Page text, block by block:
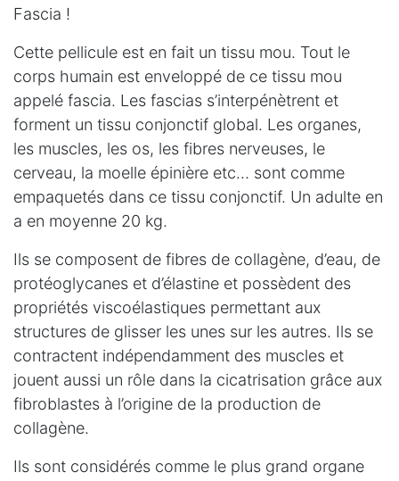
Fascia !
Cette pellicule est en fait un tissu mou. Tout le
corps humain est enveloppé de ce tissu mou
appelé fascia. Les fascias s’interpénètrent et
forment un tissu conjonctif global. Les organes,
les muscles, les os, les fibres nerveuses, le
cerveau, la moelle épinière etc… sont comme
empaquetés dans ce tissu conjonctif. Un adulte en
a en moyenne 20 kg.
Ils se composent de fibres de collagène, d’eau, de
protéoglycanes et d’élastine et possèdent des
propriétés viscoélastiques permettant aux
structures de glisser les unes sur les autres. Ils se
contractent indépendamment des muscles et
jouent aussi un rôle dans la cicatrisation grâce aux
fibroblastes à l’origine de la production de
collagène.
Ils sont considérés comme le plus grand organe